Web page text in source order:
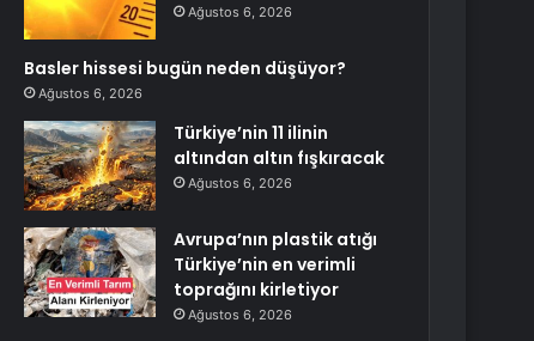
Ağustos 6, 2026
Basler hissesi bugün neden düşüyor?
Ağustos 6, 2026
Türkiye’nin 11 ilinin
altından altın fışkıracak
Ağustos 6, 2026
Avrupa’nın plastik atığı
Türkiye’nin en verimli
toprağını kirletiyor
Ağustos 6, 2026